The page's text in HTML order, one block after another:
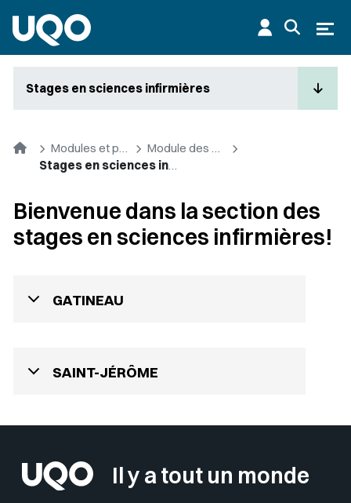
Stages en sciences infirmières
Accueil Modules et premier cycle
Module des sciences infirmières
Stages en sciences infirmières
Bienvenue dans la section des
stages en sciences infirmières!
GATINEAU
SAINT-JÉRÔME
Il y a tout un monde